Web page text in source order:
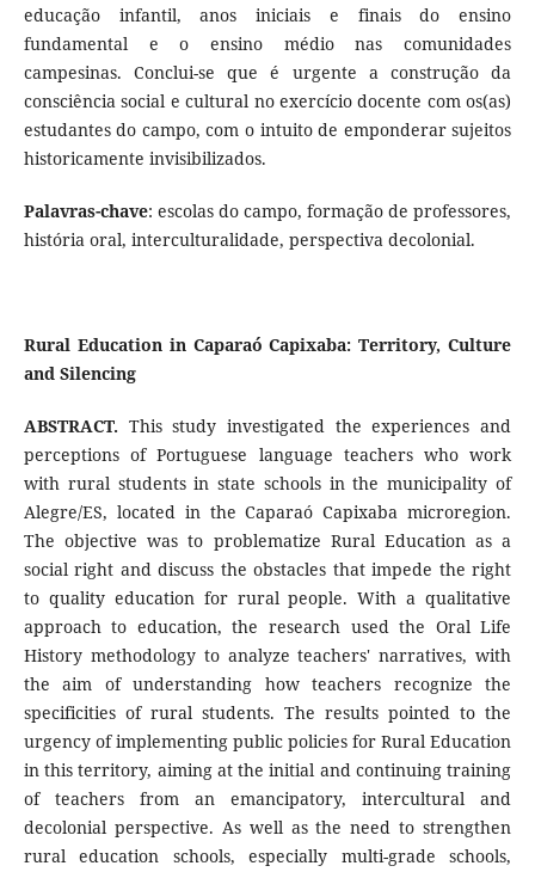
educação infantil, anos iniciais e finais do ensino
fundamental e o ensino médio nas comunidades
campesinas. Conclui-se que é urgente a construção da
consciência social e cultural no exercício docente com os(as)
estudantes do campo, com o intuito de emponderar sujeitos
historicamente invisibilizados.
Palavras-chave: escolas do campo, formação de professores,
história oral, interculturalidade, perspectiva decolonial.
Rural Education in Caparaó Capixaba: Territory, Culture
and Silencing
ABSTRACT. This study investigated the experiences and
perceptions of Portuguese language teachers who work
with rural students in state schools in the municipality of
Alegre/ES, located in the Caparaó Capixaba microregion.
The objective was to problematize Rural Education as a
social right and discuss the obstacles that impede the right
to quality education for rural people. With a qualitative
approach to education, the research used the Oral Life
History methodology to analyze teachers' narratives, with
the aim of understanding how teachers recognize the
specificities of rural students. The results pointed to the
urgency of implementing public policies for Rural Education
in this territory, aiming at the initial and continuing training
of teachers from an emancipatory, intercultural and
decolonial perspective. As well as the need to strengthen
rural education schools, especially multi-grade schools,